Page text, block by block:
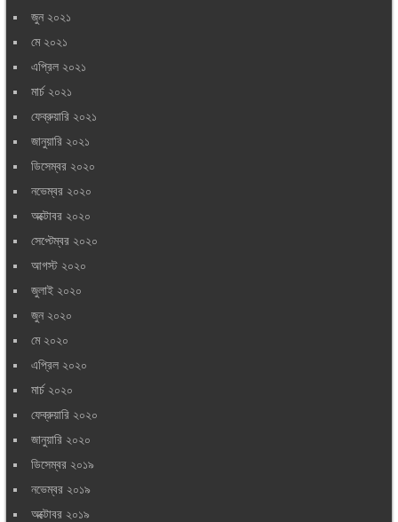
জুন ২০২১
মে ২০২১
এপ্রিল ২০২১
মার্চ ২০২১
ফেব্রুয়ারি ২০২১
জানুয়ারি ২০২১
ডিসেম্বর ২০২০
নভেম্বর ২০২০
অক্টোবর ২০২০
সেপ্টেম্বর ২০২০
আগস্ট ২০২০
জুলাই ২০২০
জুন ২০২০
মে ২০২০
এপ্রিল ২০২০
মার্চ ২০২০
ফেব্রুয়ারি ২০২০
জানুয়ারি ২০২০
ডিসেম্বর ২০১৯
নভেম্বর ২০১৯
অক্টোবর ২০১৯